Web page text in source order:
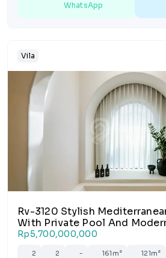
WhatsApp
Vila
Rv-3120 Stylish
With Private Pool And
Pererenan
Rp5,700,000,000
2 2 - 161m² 121m²